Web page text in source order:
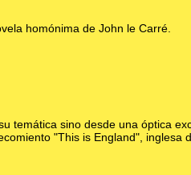
homónima de John le Carré.
temática sino desde una óptica
"This is England", inglesa